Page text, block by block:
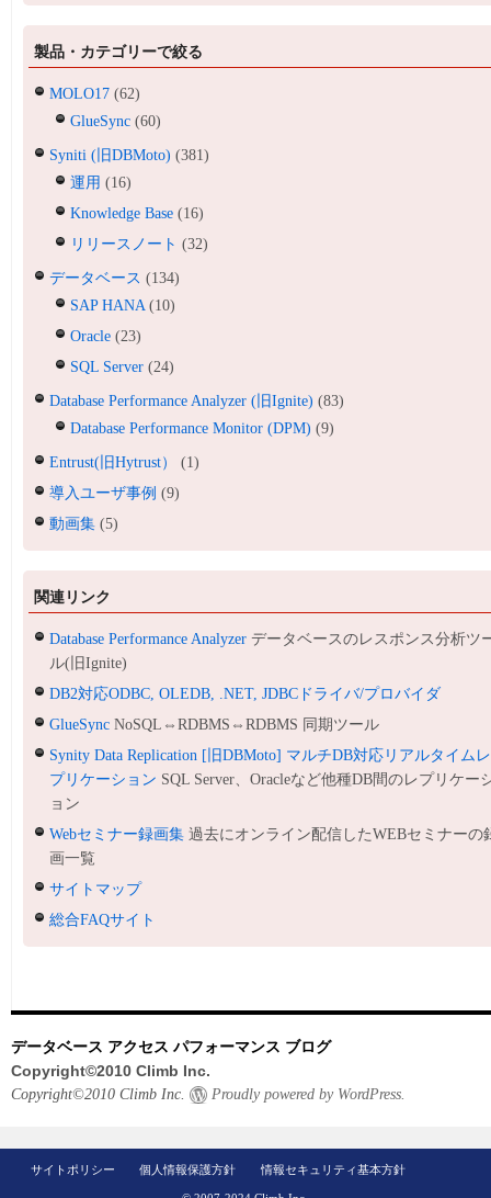
製品・カテゴリーで絞る
MOLO17 (62)
GlueSync (60)
Syniti (旧DBMoto) (381)
運用 (16)
Knowledge Base (16)
リリースノート (32)
データベース (134)
SAP HANA(10)
Oracle (23)
SQL Server (24)
Database Performance Analyzer (旧Ignite) (83)
Database Performance Monitor (DPM) (9)
Entrust(旧Hytrust）
(1)
導入ユーザ事例 (9)
動画集 (5)
関連リンク
Database Performance Analyzer データベースのレスポンス分析ツ
ル(旧Ignite)
DB2対応ODBC, OLEDB, .NET, JDBCドライバ/プロバイダ
GlueSync NoSQL⇔RDBMS⇔RDBMS 同期ツール
Synity Data Replication [旧DBMoto] マルチDB対応リアルタイムレ
プリケーション SQL Server、Oracleなど他種DB間のレプリケー
ョン
Webセミナー録画集 過去にオンライン配信したWEBセミナーの
画一覧
サイトマップ
総合FAQサイト
データベース アクセス パフォーマンス ブログ
Copyright©2010 Climb Inc.
Copyright©2010 Climb Inc. Proudly powered by WordPress.
サイトポリシー 個人情報保護方針 情報セキュリティ基本方針